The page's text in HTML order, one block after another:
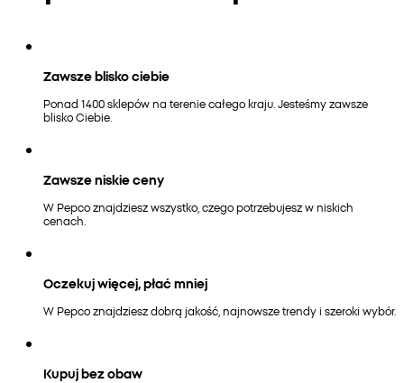
Zawsze blisko ciebie
Ponad 1400 sklepów na terenie całego kraju. Jesteśmy zawsze
blisko Ciebie.
Zawsze niskie ceny
W Pepco znajdziesz wszystko, czego potrzebujesz w niskich
cenach.
Oczekuj więcej, płać mniej
W Pepco znajdziesz dobrą jakość, najnowsze trendy i szeroki wybór.
Kupuj bez obaw